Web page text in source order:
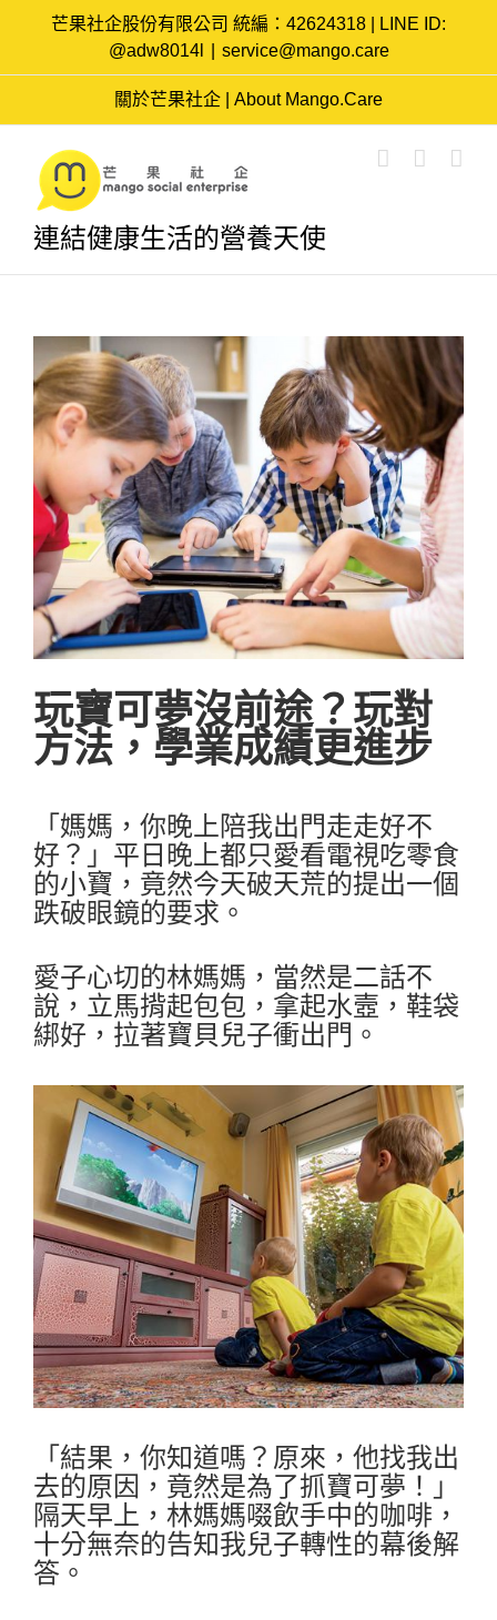
content
芒果社企股份有限公司 統編：42624318 | LINE ID:
@adw8014l
service@mango.care
關於芒果社企 | About Mango.Care
連結健康生活的營養天使
View
Larger
Image
玩寶可夢沒前途？玩對
方法，學業成績更進步
「媽媽，你晚上陪我出門走走好不
好？」平日晚上都只愛看電視吃零食
的小寶，竟然今天破天荒的提出一個
跌破眼鏡的要求。
愛子心切的林媽媽，當然是二話不
說，立馬揹起包包，拿起水壼，鞋袋
綁好，拉著寶貝兒子衝出門。
「結果，你知道嗎？原來，他找我出
去的原因，竟然是為了抓寶可夢！」
隔天早上，林媽媽啜飲手中的咖啡，
十分無奈的告知我兒子轉性的幕後解
答。